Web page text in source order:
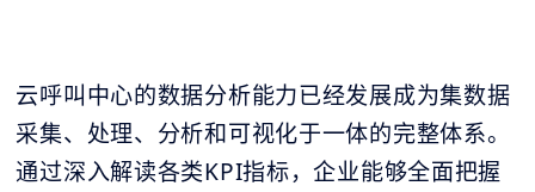
云呼叫中心的数据分析能力已经发展成为集数据
采集、处理、分析和可视化于一体的完整体系。
通过深入解读各类KPI指标，企业能够全面把握